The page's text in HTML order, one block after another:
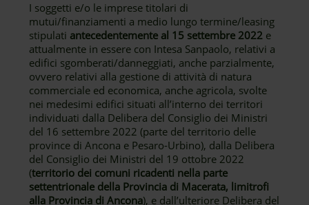
I soggetti e/o le imprese titolari di
mutui/finanziamenti a medio lungo termine/leasing
stipulati antecedentemente al 15 settembre 2022 e
attualmente in essere con Intesa Sanpaolo, relativi a
edifici sgomberati/danneggiati, anche parzialmente,
ovvero relativi alla gestione di attività di natura
commerciale ed economica, anche agricola, svolte
nei medesimi edifici situati all’interno dei territori
individuati dalla Delibera del Consiglio dei Ministri
del 16 settembre 2022 (parte del territorio delle
province di Ancona e Pesaro-Urbino), dalla Delibera
del Consiglio dei Ministri del 19 ottobre 2022
(territorio dei comuni ricadenti nella parte
settentrionale della Provincia di Macerata, limitrofi
alla Provincia di Ancona), e dall’ulteriore Delibera del